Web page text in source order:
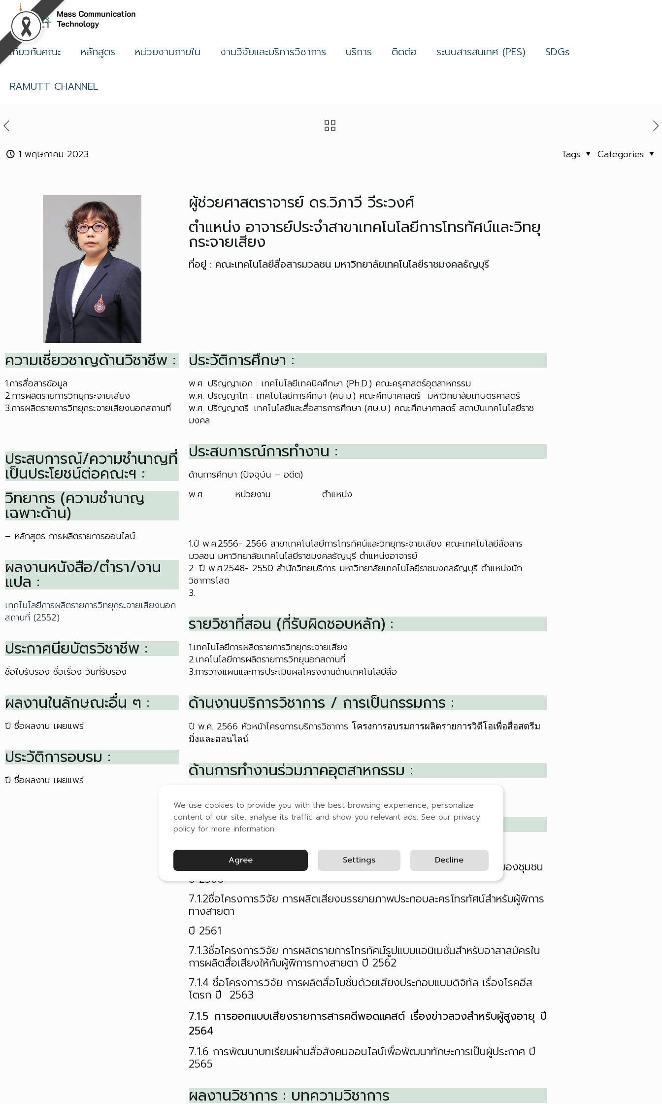
เกี่ยวกับคณะ หลักสูตร หน่วยงานภายใน งานวิจัยและบริการวิชาการ บริการ ติดต่อ ระบบสารสนเทศ (PES) SDGs
RAMUTT CHANNEL
1 พฤษภาคม 2023 Categories
Tags
ผู้ช่วยศาสตราจารย์ ดร.วิภาวี วีระวงศ์
ตำแหน่ง อาจารย์ประจำสาขาเทคโนโลยีการโทรทัศน์และวิทยุ
กระจายเสียง
ที่อยู่ : คณะเทคโนโลยีสื่อสารมวลชน มหาวิทยาลัยเทคโนโลยีราชมงคลธัญบุรี
ความเชี่ยวชาญด้านวิชาชีพ :
1.การสื่อสารข้อมูล
2.การผลิตรายการวิทยุกระจายเสียง
3.การผลิตรายการวิทยุกระจายเสียงนอกสถานที่
ประสบการณ์/ความชำนาญที่
เป็นประโยชน์ต่อคณะฯ :
วิทยากร (ความชำนาญ
เฉพาะด้าน)
– หลักสูตร การผลิตรายการออนไลน์
ผลงานหนังสือ/ตำรา/งาน
แปล :
เทคโนโลยีการผลิตรายการวิทยุกระจายเสียงนอก
สถานที่ (2552)
ประกาศนียบัตรวิชาชีพ :
ชื่อใบรับรอง ชื่อเรื่อง วันที่รับรอง
ผลงานในลักษณะอื่น ๆ :
ปี ชื่อผลงาน เผยแพร่
ประวัติการอบรม :
ปี ชื่อผลงาน เผยแพร่
ประวัติการศึกษา :
พ.ศ. ปริญญาเอก : เทคโนโลยีเทคนิคศึกษา (Ph.D.) คณะครุศาสตร์อุตสาหกรรม
พ.ศ. ปริญญาโท : เทคโนโลยีการศึกษา (ศษ.ม.) คณะศึกษาศาสตร์ มหาวิทยาลัยเกษตรศาสตร์
พ.ศ. ปริญญาตรี :เทคโนโลยีและสื่อสารการศึกษา (ศษ.บ.) คณะศึกษาศาสตร์ สถาบันเทคโนโลยีราช
มงคล
ประสบการณ์การทำงาน :
ด้านการศึกษา (ปัจจุบัน – อดีต)
พ.ศ. หน่วยงาน ตำแหน่ง
1.ปี พ.ศ.2556- 2566 สาขาเทคโนโลยีการโทรทัศน์และวิทยุกระจายเสียง คณะเทคโนโลยีสื่อสาร
มวลชน มหาวิทยาลัยเทคโนโลยีราชมงคลธัญบุรี ตำแหน่งอาจารย์
2. ปี พ.ศ.2548- 2550 สำนักวิทยบริการ มหาวิทยาลัยเทคโนโลยีราชมงคลธัญบุรี ตำแหน่งนัก
วิชาการโสต
3.
รายวิชาที่สอน (ที่รับผิดชอบหลัก) :
1.เทคโนโลยีการผลิตรายการวิทยุกระจายเสียง
2.เทคโนโลยีการผลิตรายการวิทยุนอกสถานที่
3.การวางแผนและการประเมินผลโครงงานด้านเทคโนโลยีสื่อ
ด้านงานบริการวิชาการ / การเป็นกรรมการ :
ปี พ.ศ. 2566 หัวหน้าโครงการบริการวิชาการโครงการอบรมการผลิตรายการวิดีโอเพื่อสื่อสตรีม
มิ่งและออนไลน์
ด้านการทำงานร่วมภาคอุตสาหกรรม :
ผลงานวิชาการ : งานวิจัย
7.1หัวหน้าโครงการวิจัย :
7.1.1ชื่อโครงการวิจัย การผลิตรายการวิทยุกระจายเสียงโดยการมีส่วนร่วมของชุมชน
ปี2560
7.1.2ชื่อโครงการวิจัย การผลิตเสียงบรรยายภาพประกอบละครโทรทัศน์สำหรับผู้พิการ
ทางสายตา
ปี 2561
7.1.3ชื่อโครงการวิจัย การผลิตรายการโทรทัศน์รูปแบบแอนิเมชั่นสำหรับอาสาสมัครใน
การผลิตสื่อเสียงให้กับผู้พิการทางสายตา ปี 2562
7.1.4ชื่อโครงการวิจัย การผลิตสื่อโมชั่นด้วยเสียงประกอบแบบดิจิทัล เรื่องโรคฮีส
โตรก ปี 2563
7.1.5 การออกแบบเสียงรายการสารคดีพอดแคสต์ เรื่องข่าวลวงสำหรับผู้สูงอายุ ปี
2564
7.1.6 การพัฒนาบทเรียนผ่านสื่อสังคมออนไลน์เพื่อพัฒนาทักษะการเป็นผู้ประกาศ ปี
2565
ผลงานวิชาการ : บทความวิชาการ
We use cookies to provide you with the best browsing experience, personalize
content of our site, analyse its traffic and show you relevant ads. See our privacy
policy for more information.
Agree Settings Decline